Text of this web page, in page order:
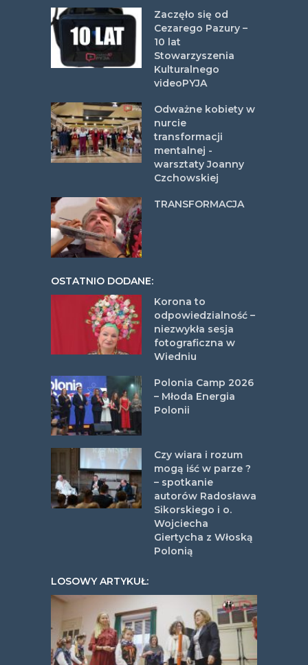
Zaczęło się od
Cezarego Pazury –
10 lat
Stowarzyszenia
Kulturalnego
videoPYJA
Odważne kobiety w
nurcie
transformacji
mentalnej -
warsztaty Joanny
Czchowskiej
TRANSFORMACJA
OSTATNIO DODANE:
Korona to
odpowiedzialność –
niezwykła sesja
fotograficzna w
Wiedniu
Polonia Camp 2026
– Młoda Energia
Polonii
Czy wiara i rozum
mogą iść w parze ?
– spotkanie
autorów Radosława
Sikorskiego i o.
Wojciecha
Giertycha z Włoską
Polonią
LOSOWY ARTYKUŁ: